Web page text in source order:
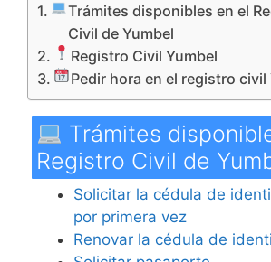
Trámites disponibles en el
Civil de Yumbel
Registro Civil Yumbel
Pedir hora en el registro civil
Trámites
Registro Civil de
Solicitar la cédula de
por primera vez
Renovar la cédula de